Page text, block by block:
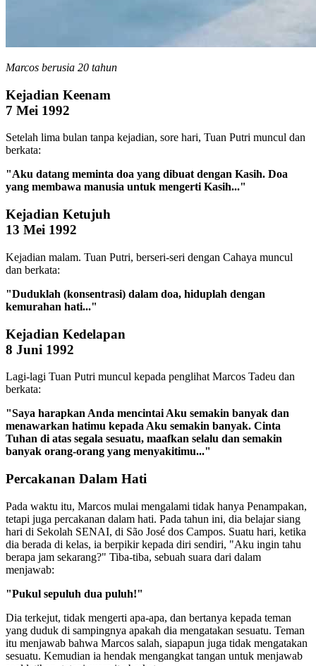
Marcos berusia 20 tahun
Kejadian Keenam
7 Mei 1992
Setelah lima bulan tanpa kejadian, sore hari, Tuan Putri muncul dan
berkata:
"Aku datang meminta doa yang dibuat dengan Kasih. Doa
yang membawa manusia untuk mengerti Kasih..."
Kejadian Ketujuh
13 Mei 1992
Kejadian malam. Tuan Putri, berseri-seri dengan Cahaya muncul
dan berkata:
"Duduklah (konsentrasi) dalam doa, hiduplah dengan
kemurahan hati..."
Kejadian Kedelapan
8 Juni 1992
Lagi-lagi Tuan Putri muncul kepada penglihat Marcos Tadeu dan
berkata:
"Saya harapkan Anda mencintai Aku semakin banyak dan
menawarkan hatimu kepada Aku semakin banyak. Cinta
Tuhan di atas segala sesuatu, maafkan selalu dan semakin
banyak orang-orang yang menyakitimu..."
Percakanan Dalam Hati
Pada waktu itu, Marcos mulai mengalami tidak hanya Penampakan,
tetapi juga percakanan dalam hati. Pada tahun ini, dia belajar siang
hari di Sekolah SENAI, di São José dos Campos. Suatu hari, ketika
dia berada di kelas, ia berpikir kepada diri sendiri, "Aku ingin tahu
berapa jam sekarang?" Tiba-tiba, sebuah suara dari dalam
menjawab:
"Pukul sepuluh dua puluh!"
Dia terkejut, tidak mengerti apa-apa, dan bertanya kepada teman
yang duduk di sampingnya apakah dia mengatakan sesuatu. Teman
itu menjawab bahwa Marcos salah, siapapun juga tidak mengatakan
sesuatu. Kemudian ia hendak mengangkat tangan untuk menjawab